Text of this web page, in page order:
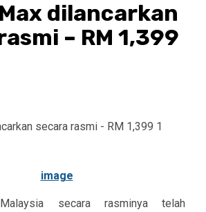
dilancarkan
– RM 1,399
secara rasminya telah